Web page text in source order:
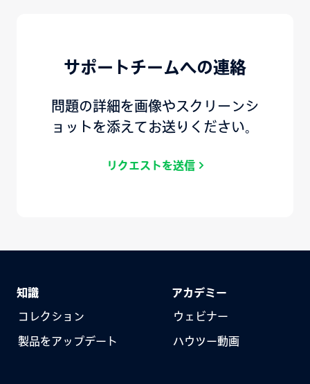
サポートチームへの連絡
問題の詳細を画像やスクリーンシ
ョットを添えてお送りください。
リクエストを送信
知識
コレクション
製品をアップデート
アカデミー
ウェビナー
ハウツー動画